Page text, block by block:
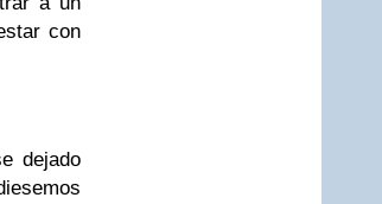
con
dejado